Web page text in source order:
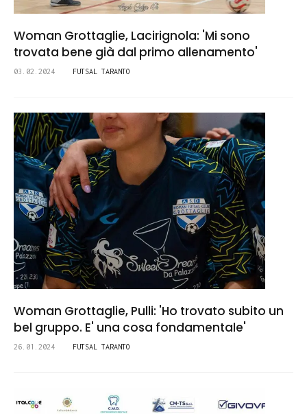
Woman Grottaglie, Lacirignola: 'Mi sono
trovata bene già dal primo allenamento'
03.02.2024 FUTSAL TARANTO
Woman Grottaglie, Pulli: 'Ho trovato subito un
bel gruppo. E' una cosa fondamentale'
26.01.2024 FUTSAL TARANTO